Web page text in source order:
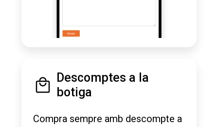
Descomptes a la
botiga
Compra sempre amb descompte a